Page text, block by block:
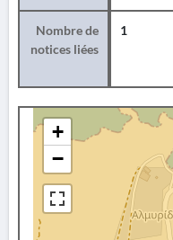
Nombre de
notices liées
1
+
−